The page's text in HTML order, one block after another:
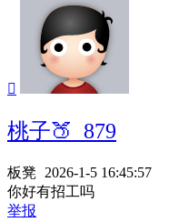

桃子🍑_879
板凳
2026-1-5 16:45:57
你好有招工吗
举报